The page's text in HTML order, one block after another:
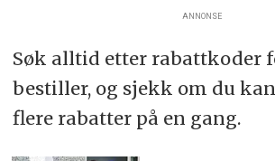
ANNONSE
Søk alltid etter rabattkoder
bestiller, og sjekk om du
flere rabatter på en gang.